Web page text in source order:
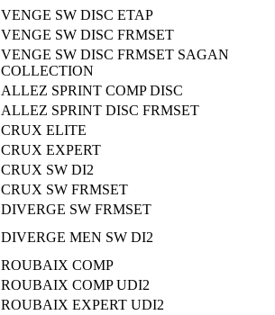
VENGE SW DISC ETAP
VENGE SW DISC FRMSET
VENGE SW DISC FRMSET SAGAN
COLLECTION
ALLEZ SPRINT COMP DISC
ALLEZ SPRINT DISC FRMSET
CRUX ELITE
CRUX EXPERT
CRUX SW DI2
CRUX SW FRMSET
DIVERGE SW FRMSET
DIVERGE MEN SW DI2
ROUBAIX COMP
ROUBAIX COMP UDI2
ROUBAIX EXPERT UDI2